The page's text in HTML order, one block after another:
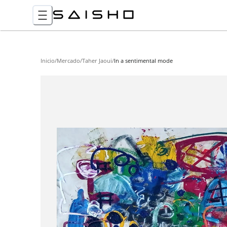
Inicio/Mercado/Taher Jaoui/In a sentimental mode